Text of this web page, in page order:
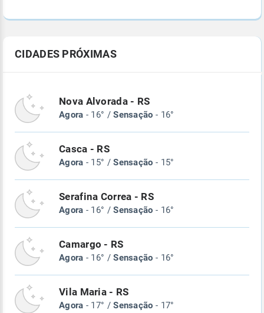
CIDADES PRÓXIMAS
Nova Alvorada - RS
Agora - 16° /Sensação - 16°
Casca - RS
Agora - 15° /Sensação - 15°
Serafina Correa - RS
Agora - 16° /Sensação - 16°
Camargo - RS
Agora - 16° /Sensação - 16°
Vila Maria - RS
Agora - 17° /Sensação - 17°